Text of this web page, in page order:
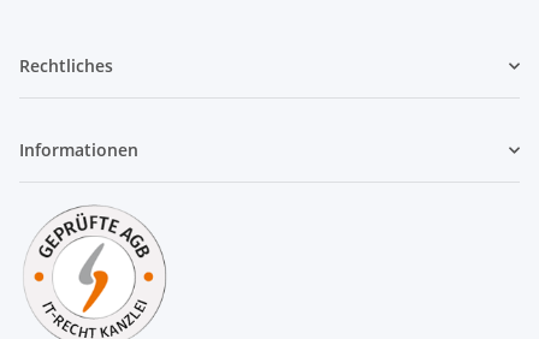
Rechtliches
Informationen